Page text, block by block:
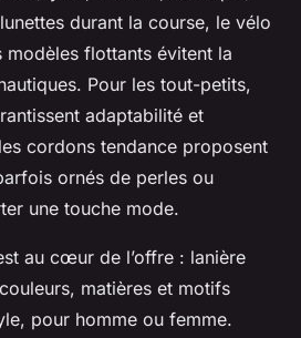
durant la course, le vélo
modèles flottants évitent la
Pour les tout-petits,
adaptabilité et
cordons tendance proposent
ornés de perles ou
une touche mode.
au cœur de l’offre : lanière
matières et motifs
pour homme ou femme.